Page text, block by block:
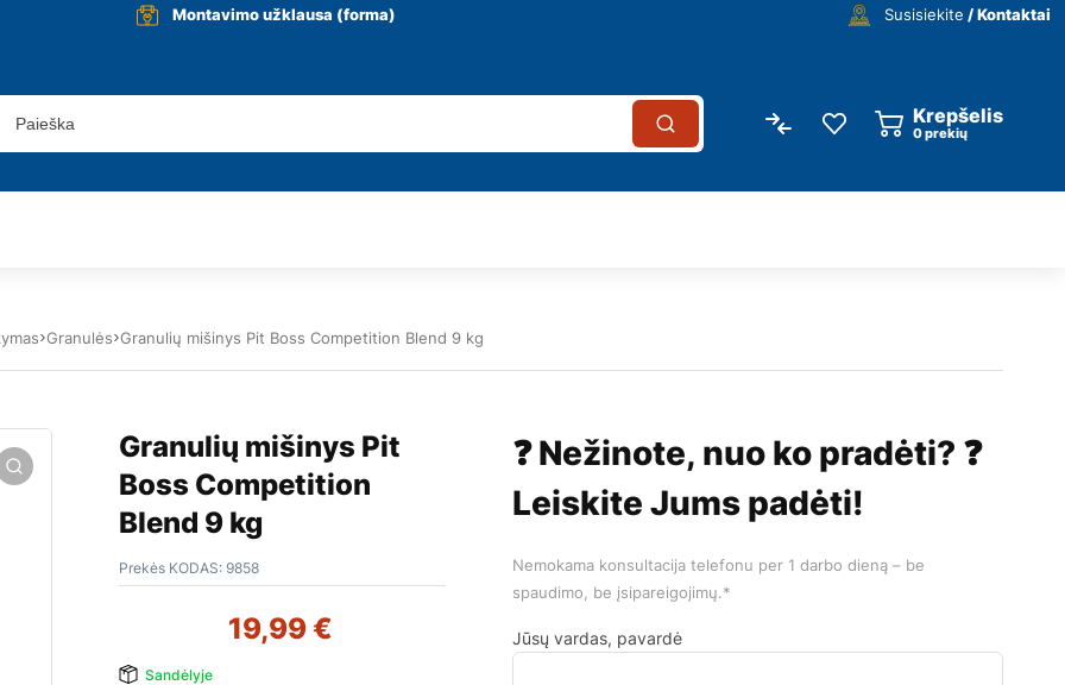
Montavimo užklausa (forma) Susisiekite / Kontaktai
Krepšelis
0prekių
Granulės Granulių mišinys Pit Boss Competition Blend 9 kg
Granulių mišinys Pit
Boss Competition
Blend 9 kg
Prekės KODAS: 9858
19,99 €
Sandėlyje
❓ Nežinote, nuo ko pradėti? ❓
Leiskite Jums padėti!
Nemokama konsultacija telefonu per 1 darbo dieną – be
spaudimo, be įsipareigojimų.*
Jūsų vardas, pavardė